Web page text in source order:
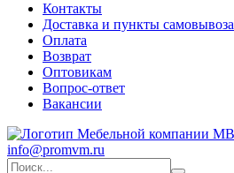
Контакты
Доставка и пункты самовывоза
Оплата
Возврат
Оптовикам
Вопрос-ответ
Вакансии
info@promvm.ru